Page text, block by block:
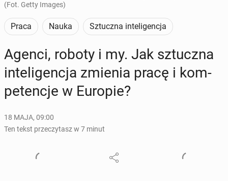
(Fot. Getty Images)
Praca Nauka Sztuczna inteligencja
Agenci, roboty i my. Jak sztucz­na
in­te­li­gen­cja zmienia pracę i kom­
pe­ten­cje w Europie?
18 MAJA, 09:00
Ten tekst przeczytasz w 7 minut